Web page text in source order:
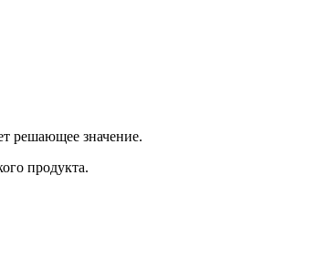
решающее значение.
продукта.